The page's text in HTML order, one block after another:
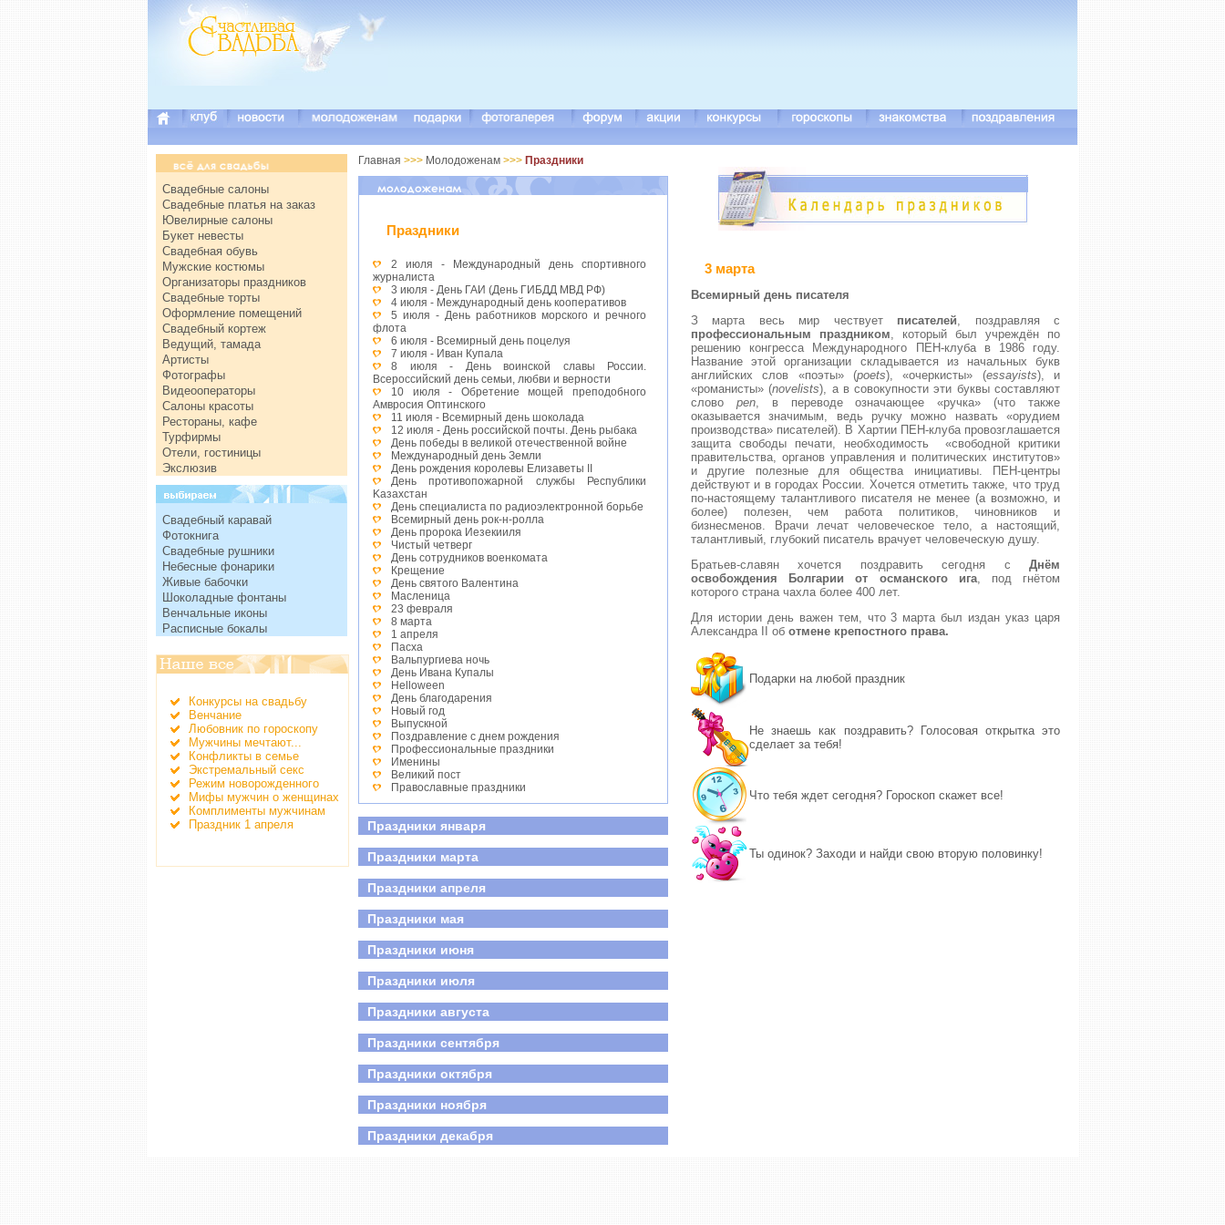
Свадебные салоны
Свадебные платья на заказ
Ювелирные салоны
Букет невесты
Свадебная обувь
Мужские костюмы
Организаторы праздников
Свадебные торты
Оформление помещений
Свадебный кортеж
Ведущий, тамада
Артисты
Фотографы
Видеооператоры
Салоны красоты
Рестораны, кафе
Турфирмы
Отели, гостиницы
Экслюзив
Свадебный каравай
Фотокнига
Свадебные рушники
Небесные фонарики
Живые бабочки
Шоколадные фонтаны
Венчальные иконы
Расписные бокалы
Конкурсы на свадьбу
Венчание
Любовник по гороскопу
Мужчины мечтают...
Конфликты в семье
Экстремальный секс
Режим новорожденного
Мифы мужчин о женщинах
Комплименты мужчинам
Праздник 1 апреля
Главная >>> Молодоженам >>> Праздники
Праздники
2 июля - Международный день спортивного
журналиста
3 июля - День ГАИ (День ГИБДД МВД РФ)
4 июля - Международный день кооперативов
5 июля - День работников морского и речного
флота
6 июля - Всемирный день поцелуя
7 июля - Иван Купала
8 июля - День воинской славы России.
Всероссийский день семьи, любви и верности
10 июля - Обретение мощей преподобного
Амвросия Оптинского
11 июля - Всемирный день шоколада
12 июля - День российской почты. День рыбака
День победы в великой отечественной войне
Международный день Земли
День рождения королевы Елизаветы II
День противопожарной службы Республики
Kазахстан
День специалиста по радиоэлектронной борьбе
Всемирный день рок-н-ролла
День пророка Иезекииля
Чистый четверг
День сотрудников военкомата
Крещение
День святого Валентина
Масленица
23 февраля
8 марта
1 апреля
Пасха
Вальпургиева ночь
День Ивана Купалы
Helloween
День благодарения
Новый год
Выпускной
Поздравление с днем рождения
Профессиональные праздники
Именины
Великий пост
Православные праздники
День студента
День победы
Всероссийский день семьи, любви и верности
Праздники января
Праздники марта
Праздники апреля
Праздники мая
Праздники июня
Праздники июля
Праздники августа
Праздники сентября
Праздники октября
Праздники ноября
Праздники декабря
3 марта
Всемирный день писателя
З марта весь мир чествует писателей, поздравляя с
профессиональным праздником, который был учреждён по
решению конгресса Международного ПЕН-клуба в 1986 году.
Название этой организации складывается из начальных букв
английских слов «поэты» (poets), «очеркисты» (essayists), и
«романисты» (novelists), а в совокупности эти буквы составляют
слово pen, в переводе означающее «ручка» (что также
оказывается значимым, ведь ручку можно назвать «орудием
производства» писателей). В Хартии ПЕН-клуба провозглашается
защита свободы печати, необходимость «свободной критики
правительства, органов управления и политических институтов»
и другие полезные для общества инициативы. ПЕН-центры
действуют и в городах России. Хочется отметить также, что труд
по-настоящему талантливого писателя не менее (а возможно, и
более) полезен, чем работа политиков, чиновников и
бизнесменов. Врачи лечат человеческое тело, а настоящий,
талантливый, глубокий писатель врачует человеческую душу.
Братьев-славян хочется поздравить сегодня с Днём
освобождения Болгарии от османского ига, под гнётом
которого страна чахла более 400 лет.
Для истории день важен тем, что 3 марта был издан указ царя
Александра II об отмене крепостного права.
Подарки на любой праздник
Не знаешь как поздравить? Голосовая открытка это
сделает за тебя!
Что тебя ждет сегодня? Гороскоп скажет все!
Ты одинок? Заходи и найди свою вторую половинку!